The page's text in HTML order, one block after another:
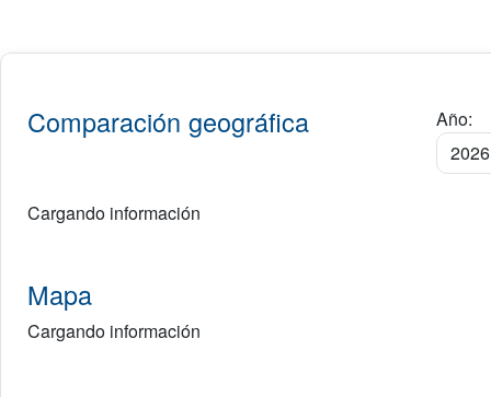
Comparación geográfica Año:
Cargando información
Mapa
Cargando información